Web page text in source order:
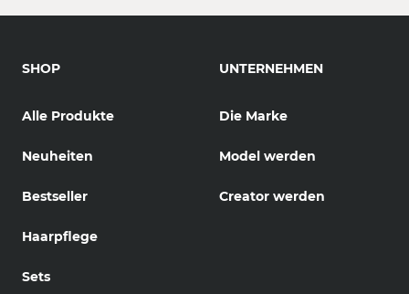
SHOP
Alle Produkte
Neuheiten
Bestseller
Haarpflege
Sets
UNTERNEHMEN
Die Marke
Model werden
Creator werden